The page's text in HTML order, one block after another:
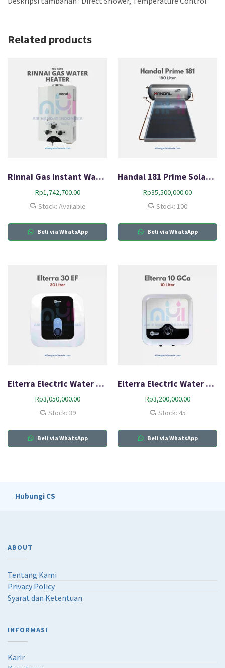
Related products
Rinnai Gas Instant Water Heater REU-5CFC
Rp1,742,700.00
Stock: Available
Beli via WhatsApp
Handal 181 Prime Solar Water Heater
Rp35,500,000.00
Stock: 100
Beli via WhatsApp
Elterra Electric Water Heater 30 EF
Rp3,050,000.00
Stock: 39
Beli via WhatsApp
Elterra Electric Water Heater 10 GCA
Rp3,200,000.00
Stock: 45
Beli via WhatsApp
Hubungi CS
ABOUT
Tentang Kami
Privacy Policy
Syarat dan Ketentuan
INFORMASI
Karir